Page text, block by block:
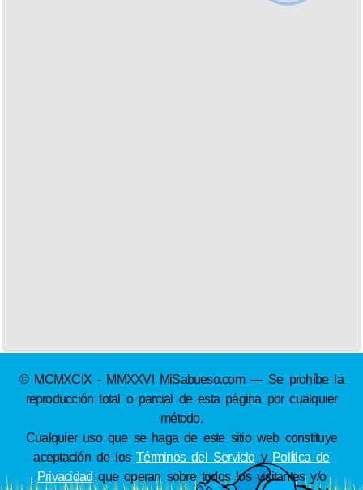
© MCMXCIX - MMXXVI MiSabueso.com — Se prohíbe la
reproducción total o parcial de esta página por cualquier
método.
Cualquier uso que se haga de este sitio web constituye
aceptación de losTérminos del Servicioy Política de
Privacidad que operan sobre todos los visitantes y/o